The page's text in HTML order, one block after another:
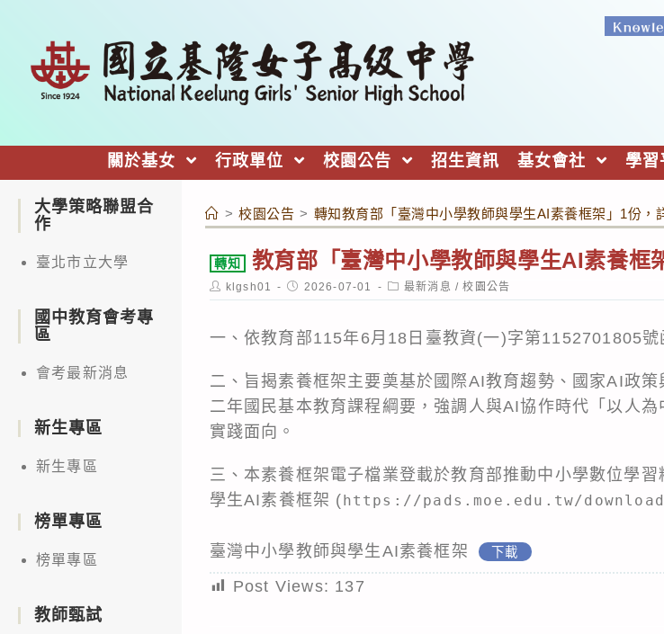
關於基女 行政單位 校園公告 招生資訊 基女會社 學習
> 校園公告 > 轉知教育部「臺灣中小學教師與學生AI素養框架」1份，
轉知 教育部「臺灣中小學教師與學生AI素養框
Post
author:
klgsh01
Post
published:
2026-07-01
Post
category:
最新消息 / 校園公告
一、依教育部115年6月18日臺教資(一)字第1152701805號
二、旨揭素養框架主要奠基於國際AI教育趨勢、國家AI政
二年國民基本教育課程綱要，強調人與AI協作時代「以人
實踐面向。
三、本素養框架電子檔業登載於教育部推動中小學數位學
學生AI素養框架 (https://pads.moe.edu.tw/
臺灣中小學教師與學生AI素養框架 下載
Post Views: 137
大學策略聯盟合
作
臺北市立大學
國中教育會考專
區
會考最新消息
新生專區
新生專區
榜單專區
榜單專區
教師甄試